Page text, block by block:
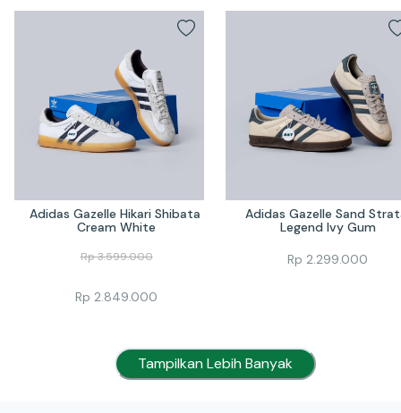
Adidas Gazelle Hikari Shibata
Cream White
Rp3.599.000
Rp 2.849.000
Adidas Gazelle Sand
Legend Ivy Gum
Rp 2.299.000
Tampilkan Lebih Banyak